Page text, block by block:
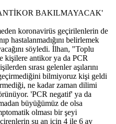
BAKILMAYACAK'
koronavirüs geçirilenlerin de
hastalanmadığını belirlemek
söyledi. İlhan, "Toplu
kişilere antikor ya da PCR
sırası gelenler aşılarını
bilmiyoruz kişi geldi
ne kadar zaman dilimi
'PCR negatif' ya da
büyüğümüz de olsa
olması bir şeyi
şu an için 4 ile 6 ay